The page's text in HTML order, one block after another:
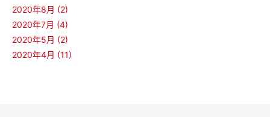
2020年8月 (2)
2020年7月 (4)
2020年5月 (2)
2020年4月 (11)